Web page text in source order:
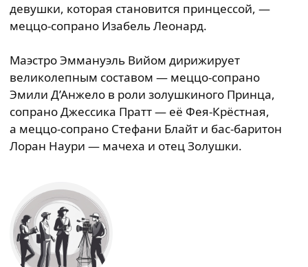
девушки, которая становится принцессой, —
меццо-сопрано Изабель Леонард.
Маэстро Эммануэль Вийом дирижирует
великолепным составом — меццо-сопрано
Эмили Д’Анжело в роли золушкиного Принца,
сопрано Джессика Пратт — её Фея-Крёстная,
а меццо-сопрано Стефани Блайт и бас-баритон
Лоран Наури — мачеха и отец Золушки.